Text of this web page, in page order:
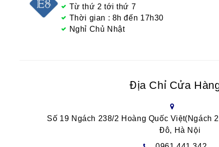
Từ thứ 2 tới thứ 7
Thời gian : 8h đến 17h30
Nghỉ Chủ Nhật
Địa Chỉ Cửa
Số 19 Ngách 238/2 Hoàng Quốc Việt(Ngách
Đô, Hà Nội